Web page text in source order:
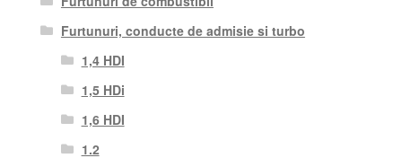
Furtunuri, conducte de admisie si turbo
1,4 HDI
1,5 HDi
1,6 HDI
1.2